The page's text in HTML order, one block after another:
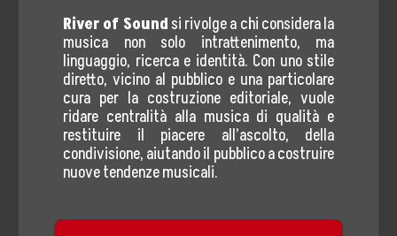
River of Soundsi rivolge a chi considera la
musica non solo intrattenimento, ma
linguaggio, ricerca e identità. Con uno stile
diretto, vicino al pubblico e una particolare
cura per la costruzione editoriale, vuole
ridare centralità alla musica di qualità e
restituire il piacere all’ascolto, della
condivisione, aiutando il pubblico a costruire
nuove tendenze musicali.